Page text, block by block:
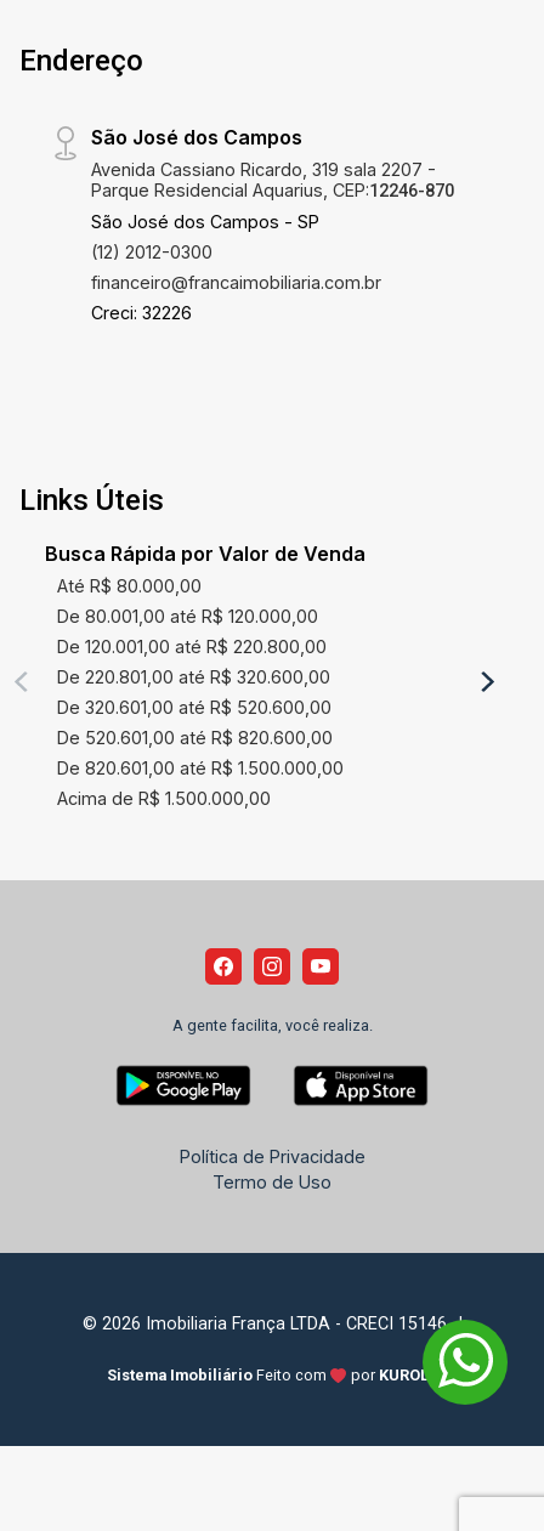
com fácil acesso ao centro, comércios, escolas
e serviços. Um imóvel completo para quem
Agende sua visita e conheça essa
oportunidade!
Endereço
São José dos Campos
Avenida Cassiano Ricardo, 319 sala 2207 -
Parque Residencial Aquarius, CEP:12246-870
São José dos Campos - SP
(12) 2012-0300
financeiro@francaimobiliaria.com.br
Creci: 32226
Links Úteis
Busca Rápida por Valor de Venda
Até R$ 80.000,00
De 80.001,00 até R$ 120.000,00
De 120.001,00 até R$ 220.800,00
De 220.801,00 até R$ 320.600,00
De 320.601,00 até R$ 520.600,00
De 520.601,00 até R$ 820.600,00
De 820.601,00 até R$ 1.500.000,00
Acima de R$ 1.500.000,00
A gente facilita, você realiza.
Política de Privacidade
Termo de Uso
© 2026 Imobiliaria França LTDA - CRECI 15146-J
Sistema Imobiliário Feito com por KUROLE